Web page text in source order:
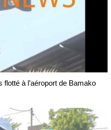
flotté à l’aéroport de Bamako